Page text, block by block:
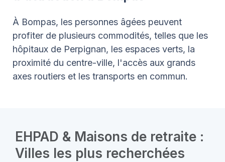
À Bompas, les personnes âgées peuvent
profiter de plusieurs commodités, telles que les
hôpitaux de Perpignan, les espaces verts, la
proximité du centre-ville, l'accès aux grands
axes routiers et les transports en commun.
EHPAD & Maisons de retraite :
Villes les plus recherchées